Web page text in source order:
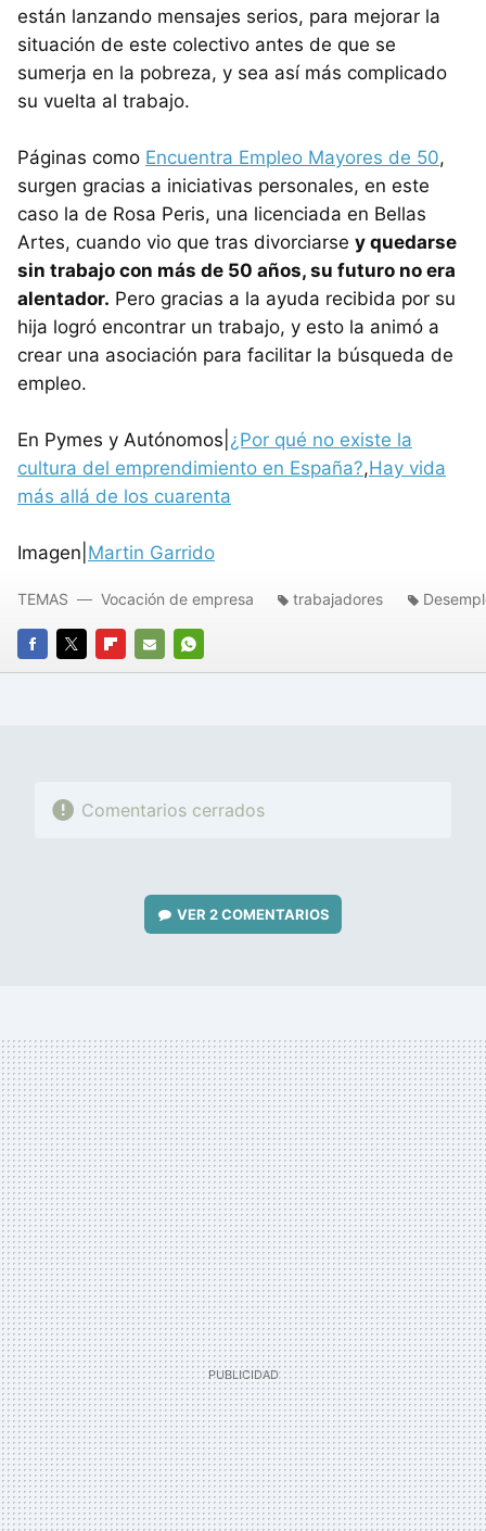
están lanzando mensajes serios, para mejorar la
situación de este colectivo antes de que se
sumerja en la pobreza, y sea así más complicado
su vuelta al trabajo.
Páginas como Encuentra Empleo Mayores de 50,
surgen gracias a iniciativas personales, en este
caso la de Rosa Peris, una licenciada en Bellas
Artes, cuando vio que tras divorciarse y quedarse
sin trabajo con más de 50 años, su futuro no era
alentador. Pero gracias a la ayuda recibida por su
hija logró encontrar un trabajo, y esto la animó a
crear una asociación para facilitar la búsqueda de
empleo.
En Pymes y Autónomos| ¿Por qué no existe la
cultura del emprendimiento en España?,Hay vida
más allá de los cuarenta
Imagen| Martin Garrido
FACEBOOK
TWITTERFLIPBOARD
E-
WHATSAPP
TEMAS Vocación de empresa trabajadores
Comentarios cerrados
VER2 COMENTARIOS